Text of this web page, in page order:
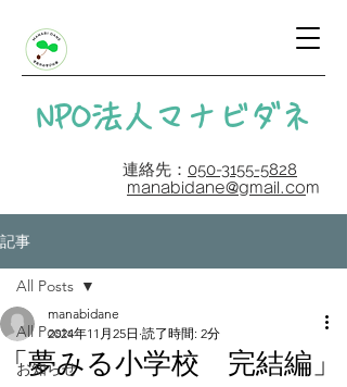
​NPO法人マナビダネ
連絡先： 050-3155-5828
manabidane@gmail.com
記事
All Posts
お知らせ
All Posts
「夢みる小学校 完結編」
manabidane
2024年11月25日 読了時間: 2分